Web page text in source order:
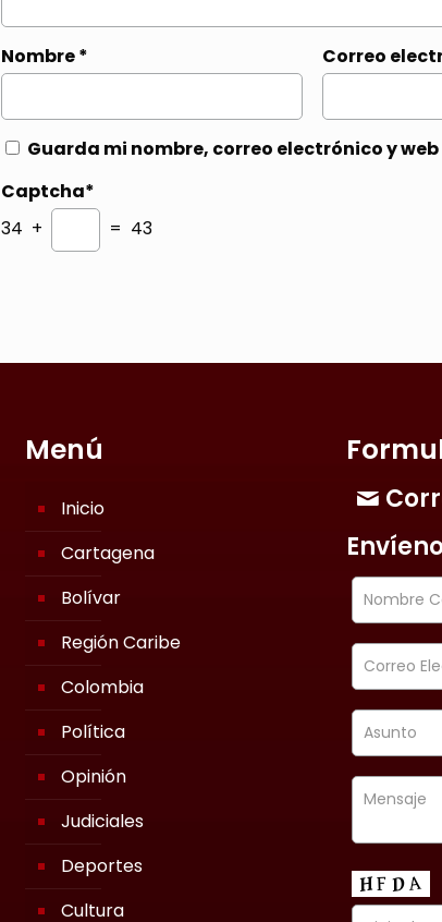
Nombre* Correo
Guarda mi nombre, correo electrónico y
Captcha*
34 +
= 43
Menú
Inicio
Cartagena
Bolívar
Región Caribe
Colombia
Política
Opinión
Judiciales
Deportes
Cultura